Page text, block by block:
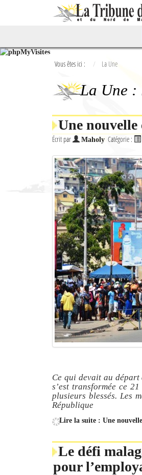
Vous êtes ici : La Une
La Une :
Une
Écrit par Maholy Catégorie :
Ce qui devait au départ
s’est transformée ce
plusieurs blessés. Les
République
Lire la suite : Une
Le défi
pour